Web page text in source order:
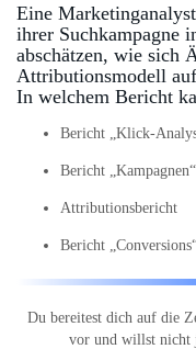
Eine
ihrer Suchkampagne
abschätzen, wie sich
Attributionsmodell
In welchem Bericht
Bericht „Klick-
Bericht „Kampagnen“
Attributionsbericht
Bericht
Du bereitest dich auf die
vor und willst nicht